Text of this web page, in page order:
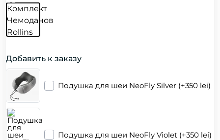
Добавить к заказу
Подушка для шеи NeoFly Silver (+350 lei)
Подушка для шеи NeoFly Violet (+350 lei)